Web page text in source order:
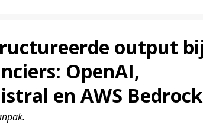
output
OpenAI,
en AWS Bedrock